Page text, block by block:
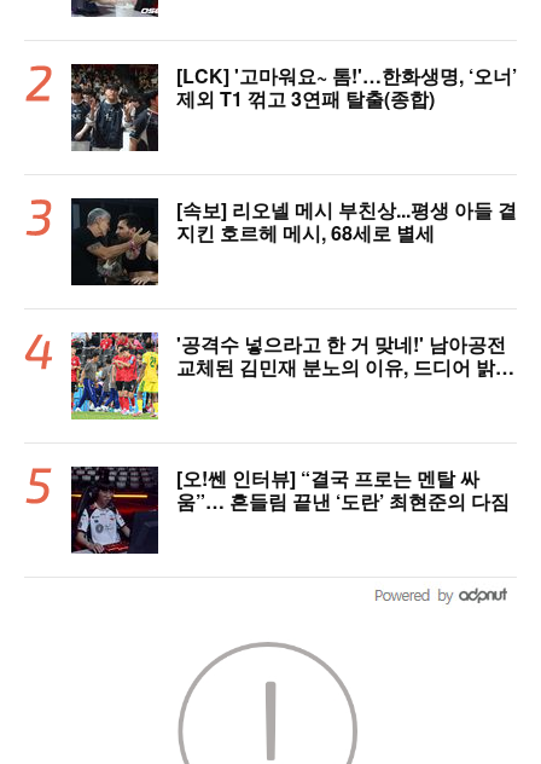
[LCK] '고마워요~ 톰!'…한화생명, ‘오너’
제외 T1 꺾고 3연패 탈출(종합)
[속보] 리오넬 메시 부친상...평생 아들 곁
지킨 호르헤 메시, 68세로 별세
'공격수 넣으라고 한 거 맞네!' 남아공전
교체된 김민재 분노의 이유, 드디어 밝혀
[오!쎈 인터뷰] “결국 프로는 멘탈 싸
움”… 흔들림 끝낸 ‘도란’ 최현준의 다짐